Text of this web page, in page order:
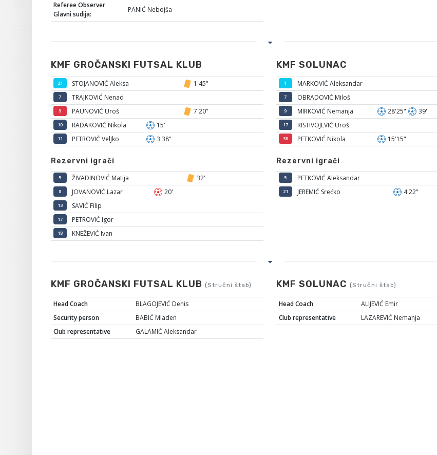
Referee Observer
Glavni sudija:
PANIĆ Nebojša
KMF GROČANSKI FUTSAL KLUB
21 STOJANOVIĆ Aleksa 1'45"
7 TRAJKOVIĆ Nenad
9 PAUNOVIĆ Uroš 7'20"
10 RADAKOVIĆ Nikola 15'
11 PETROVIĆ VelJko 3'38"
Rezervni igrači
5 ŽIVADINOVIĆ Matija 32'
8 JOVANOVIĆ Lazar 20'
13 SAVIĆ Filip
17 PETROVIĆ Igor
18 KNEŽEVIĆ Ivan
KMF SOLUNAC
1 MARKOVIĆ Aleksandar
7 OBRADOVIĆ Miloš
9 MIRKOVIĆ Nemanja 28'25" 39'
17 RISTIVOJEVIĆ Uroš
30 PETKOVIĆ Nikola 15'15"
Rezervni igrači
5 PETKOVIĆ Aleksandar
21 JEREMIĆ Srećko 4'22"
KMF GROČANSKI FUTSAL KLUB (Stručni štab)
Head Coach
BLAGOJEVIĆ Denis
Security person
BABIĆ Mladen
Club representative
GALAMIĆ Aleksandar
KMF SOLUNAC (Stručni štab)
Head Coach
ALIJEVIĆ Emir
Club representative
LAZAREVIĆ Nemanja